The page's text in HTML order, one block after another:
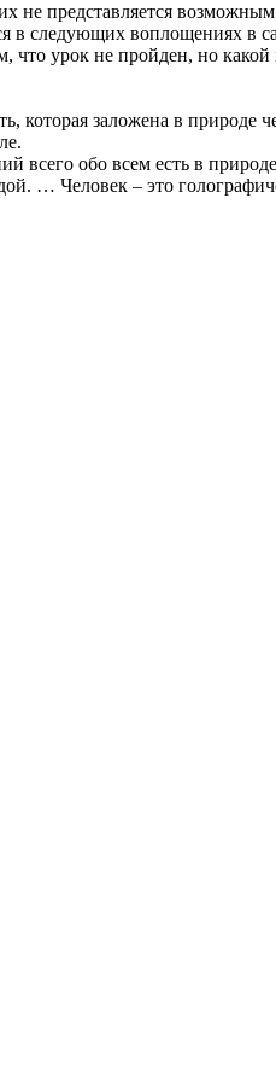
не представляется
в следующих воплощениях в
что урок не пройден, но
заложена в природе
всего обо всем есть в
… Человек – это